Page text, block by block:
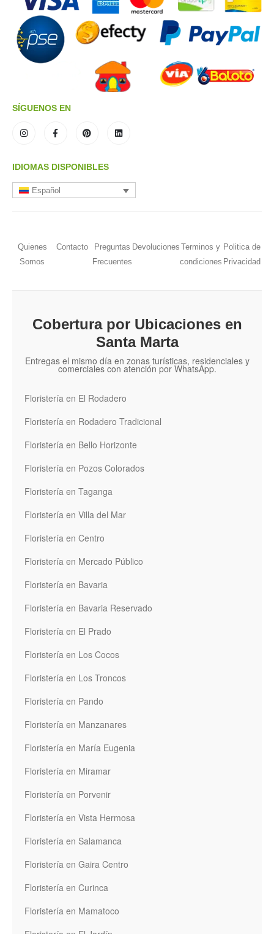
SÍGUENOS EN
IDIOMAS DISPONIBLES
Español
Quienes
Somos
Contacto
Preguntas
Frecuentes
Devoluciones Terminos y
condiciones
Politica de
Privacidad
Cobertura por Ubicaciones en
Santa Marta
Entregas el mismo día en zonas turísticas, residenciales y
comerciales con atención por WhatsApp.
Floristería en El Rodadero
Floristería en Rodadero Tradicional
Floristería en Bello Horizonte
Floristería en Pozos Colorados
Floristería en Taganga
Floristería en Villa del Mar
Floristería en Centro
Floristería en Mercado Público
Floristería en Bavaria
Floristería en Bavaria Reservado
Floristería en El Prado
Floristería en Los Cocos
Floristería en Los Troncos
Floristería en Pando
Floristería en Manzanares
Floristería en María Eugenia
Floristería en Miramar
Floristería en Porvenir
Floristería en Vista Hermosa
Floristería en Salamanca
Floristería en Gaira Centro
Floristería en Curinca
Floristería en Mamatoco